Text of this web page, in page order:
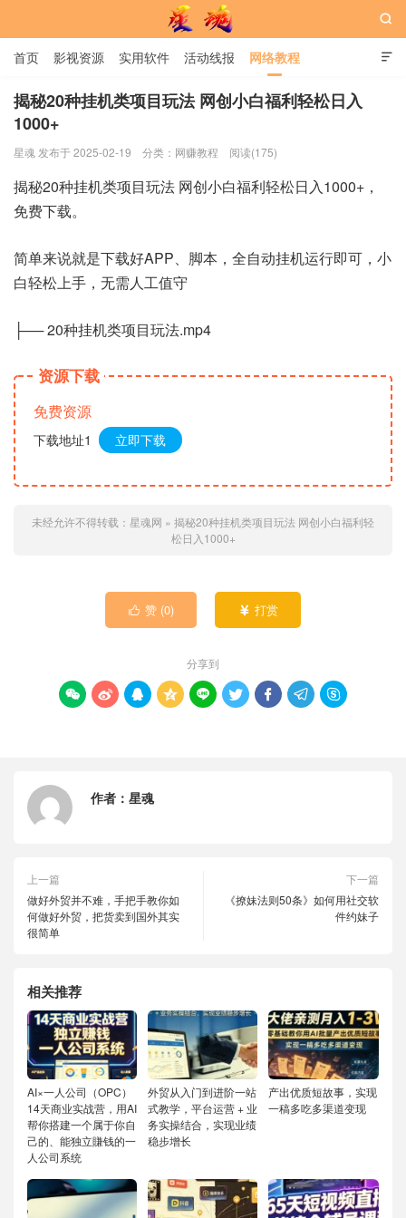
星魂网

首页 影视资源 实用软件 活动线报 网络教程
用户中心 书籍 娱乐

揭秘20种挂机类项目玩法 网创小白福利轻松日入
1000+
星魂 发布于 2025-02-19 分类： 网赚教程 阅读(175)
揭秘20种挂机类项目玩法 网创小白福利轻松日入1000+，
免费下载。
简单来说就是下载好APP、脚本，全自动挂机运行即可，小
白轻松上手，无需人工值守
├── 20种挂机类项目玩法.mp4
资源下载
免费资源
下载地址1 立即下载
未经允许不得转载： 星魂网 » 揭秘20种挂机类项目玩法 网创小白福利轻
松日入1000+
 赞 (0)  打赏
分享到
        
作者： 星魂
上一篇
做好外贸并不难，手把手教你如
何做好外贸，把货卖到国外其实
很简单
下一篇
《撩妹法则50条》如何用社交软
件约妹子
相关推荐
AI×一人公司（OPC）
14天商业实战营，用AI
帮你搭建一个属于你自
己的、能独立賺钱的一
人公司系统
外贸从入门到进阶一站
式教学，平台运营 + 业
务实操结合，实现业绩
稳步增长
产出优质短故事，实现
一稿多吃多渠道变现